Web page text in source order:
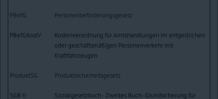
PBefG Personenbeförderungsgesetz
PBefGKostV
Kostenverordnung für Amtshandlungen im entgeltlichen
oder geschäftsmäßigen Personenverkehr mit
Kraftfahrzeugen
ProduktSG Produktsicherheitsgesetz
SGB II
Sozialgesetzbuch - Zweites Buch- Grundsicherung für